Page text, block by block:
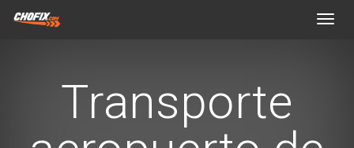
Transporte